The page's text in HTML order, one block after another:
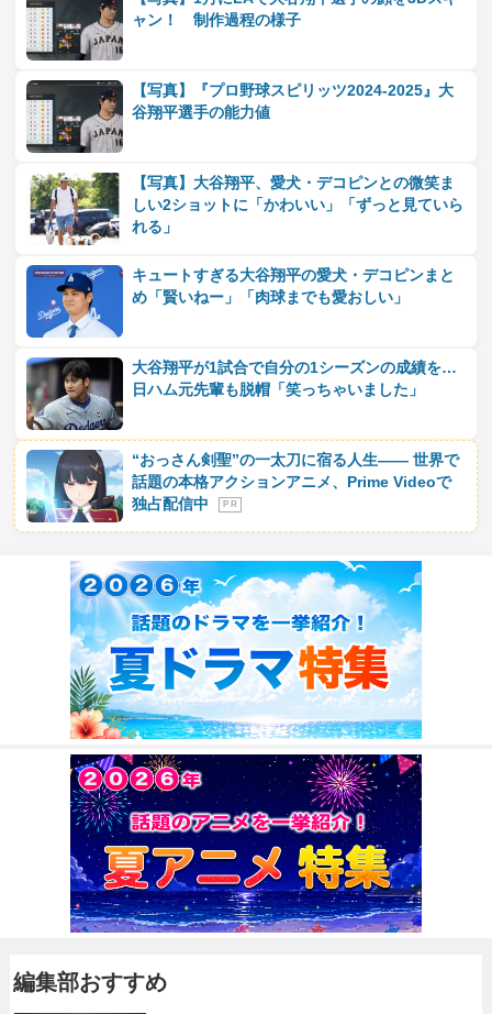
ャン！ 制作過程の様子
【写真】『プロ野球スピリッツ2024‐2025』大
谷翔平選手の能力値
【写真】大谷翔平、愛犬・デコピンとの微笑ま
しい2ショットに「かわいい」「ずっと見ていら
れる」
キュートすぎる大谷翔平の愛犬・デコピンまと
め「賢いねー」「肉球までも愛おしい」
大谷翔平が1試合で自分の1シーズンの成績を…
日ハム元先輩も脱帽「笑っちゃいました」
“おっさん剣聖”の一太刀に宿る人生―― 世界で
話題の本格アクションアニメ、Prime Videoで
独占配信中
P R
編集部おすすめ